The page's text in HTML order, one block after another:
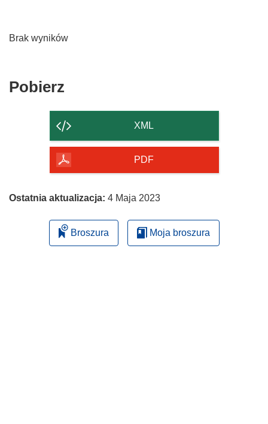
Brak wyników
Pobierz
strony
XML
PDF
Ostatnia aktualizacja: 4 Maja 2023
Broszura Moja broszura